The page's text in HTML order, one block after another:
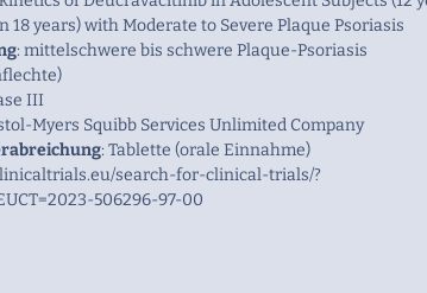
18 years) with Moderate to Severe Plaque Psoriasis
: mittelschwere bis schwere Plaque-Psoriasis
III
Myers Squibb Services Unlimited Company
: Tablette (orale Einnahme)
search-for-clinical-trials/?
506296-97-00